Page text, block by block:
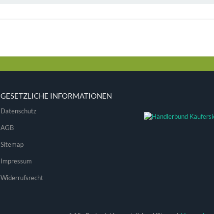
GESETZLICHE INFORMATIONEN
Datenschutz
AGB
Sitemap
Impressum
Widerrufsrecht